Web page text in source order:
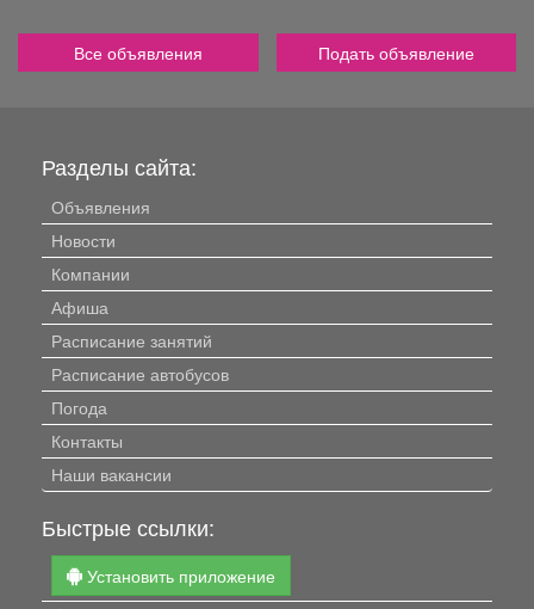
Все объявления Подать объявление
Разделы сайта:
Объявления
Новости
Компании
Афиша
Расписание занятий
Расписание автобусов
Погода
Контакты
Наши вакансии
Быстрые ссылки:
Установить приложение